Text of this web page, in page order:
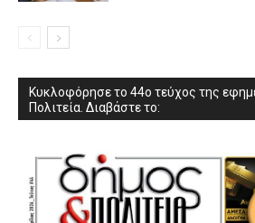
Κυκλοφόρησε το 44ο τεύχος της
Πολιτεία. Διαβάστε το: